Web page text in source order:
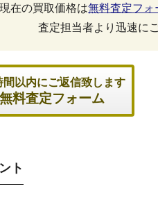
現在の買取価格は無料査定フォ
査定担当者より迅速に
以内にご返信致します
無料査定フォーム
ト